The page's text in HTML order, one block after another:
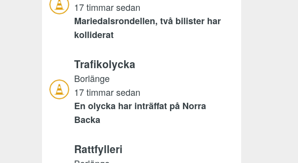
17 timmar sedan
Mariedalsrondellen, två bilister har
kolliderat
Trafikolycka
Borlänge
17 timmar sedan
En olycka har inträffat på Norra
Backa
Rattfylleri